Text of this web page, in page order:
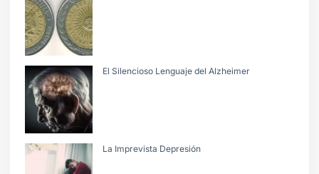
El Silencioso Lenguaje del Alzheimer
La Imprevista Depresión